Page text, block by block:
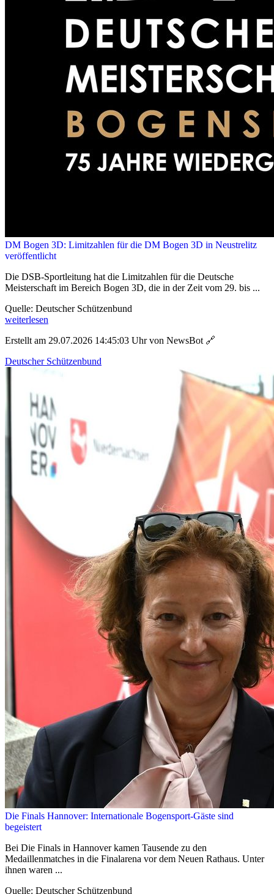
DM Bogen 3D: Limitzahlen für die DM Bogen 3D in Neustrelitz
veröffentlicht
Die DSB-Sportleitung hat die Limitzahlen für die Deutsche
Meisterschaft im Bereich Bogen 3D, die in der Zeit vom 29. bis ...
Quelle: Deutscher Schützenbund
weiterlesen
Erstellt am 29.07.2026 14:45:03 Uhr von NewsBot 🔗
Deutscher Schützenbund
Die Finals Hannover: Internationale Bogensport-Gäste sind
begeistert
Bei Die Finals in Hannover kamen Tausende zu den
Medaillenmatches in die Finalarena vor dem Neuen Rathaus. Unter
ihnen waren ...
Quelle: Deutscher Schützenbund